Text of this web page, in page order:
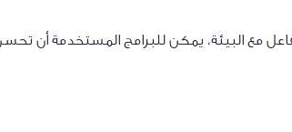
مع البيئة، يمكن للبرامج المستخدمة أن